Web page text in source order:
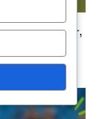
innovationer,